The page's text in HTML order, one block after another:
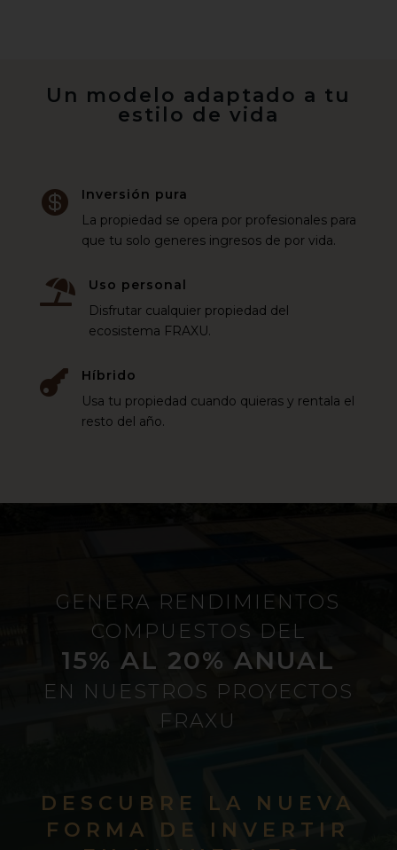
Un modelo adaptado a tu
estilo de vida

Inversión pura
La propiedad se opera por profesionales para
que tu solo generes ingresos de por vida.

Uso personal
Disfrutar cualquier propiedad del
ecosistema FRAXU.

Híbrido
Usa tu propiedad cuando quieras y rentala el
resto del año.
GENERA RENDIMIENTOS
COMPUESTOS DEL
15% AL 20% ANUAL
EN NUESTROS PROYECTOS
FRAXU
DESCUBRE LA NUEVA
FORMA DE INVERTIR